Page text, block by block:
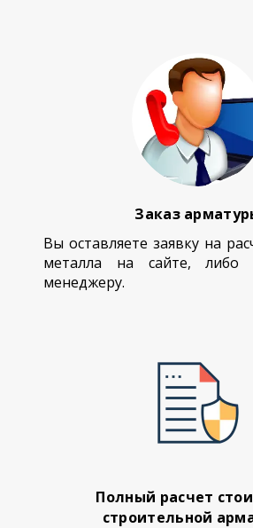
Заказ
Вы оставляете заявку на
металла на сайте, либо
менеджеру.
Полный расчет
строительной